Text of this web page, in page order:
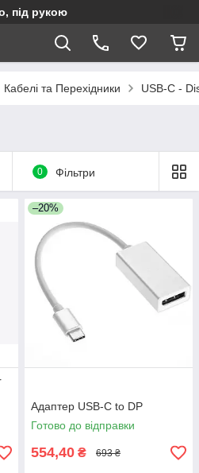
під рукою
Кабелі та Перехідники USB-C -
0 Фільтри
–20%
Адаптер USB-C to DP
Готово до відправки
554,40 ₴ 693 ₴